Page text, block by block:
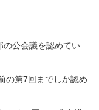
の公会議を認めてい
の第7回までしか認め